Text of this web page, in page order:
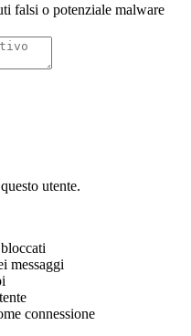
falsi o potenziale malware
utente.
messaggi
connessione